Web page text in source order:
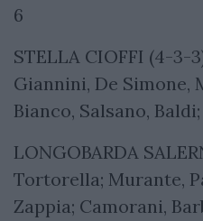
6
STELLA CIOFFI (4-3-
Giannini, De Simone,
Bianco, Salsano,
LONGOBARDA
Tortorella; Murante,
Zappia; Camorani,